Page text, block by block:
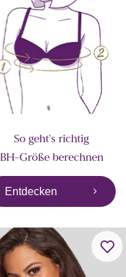
So geht's richtig
BH-Größe berechnen
Entdecken